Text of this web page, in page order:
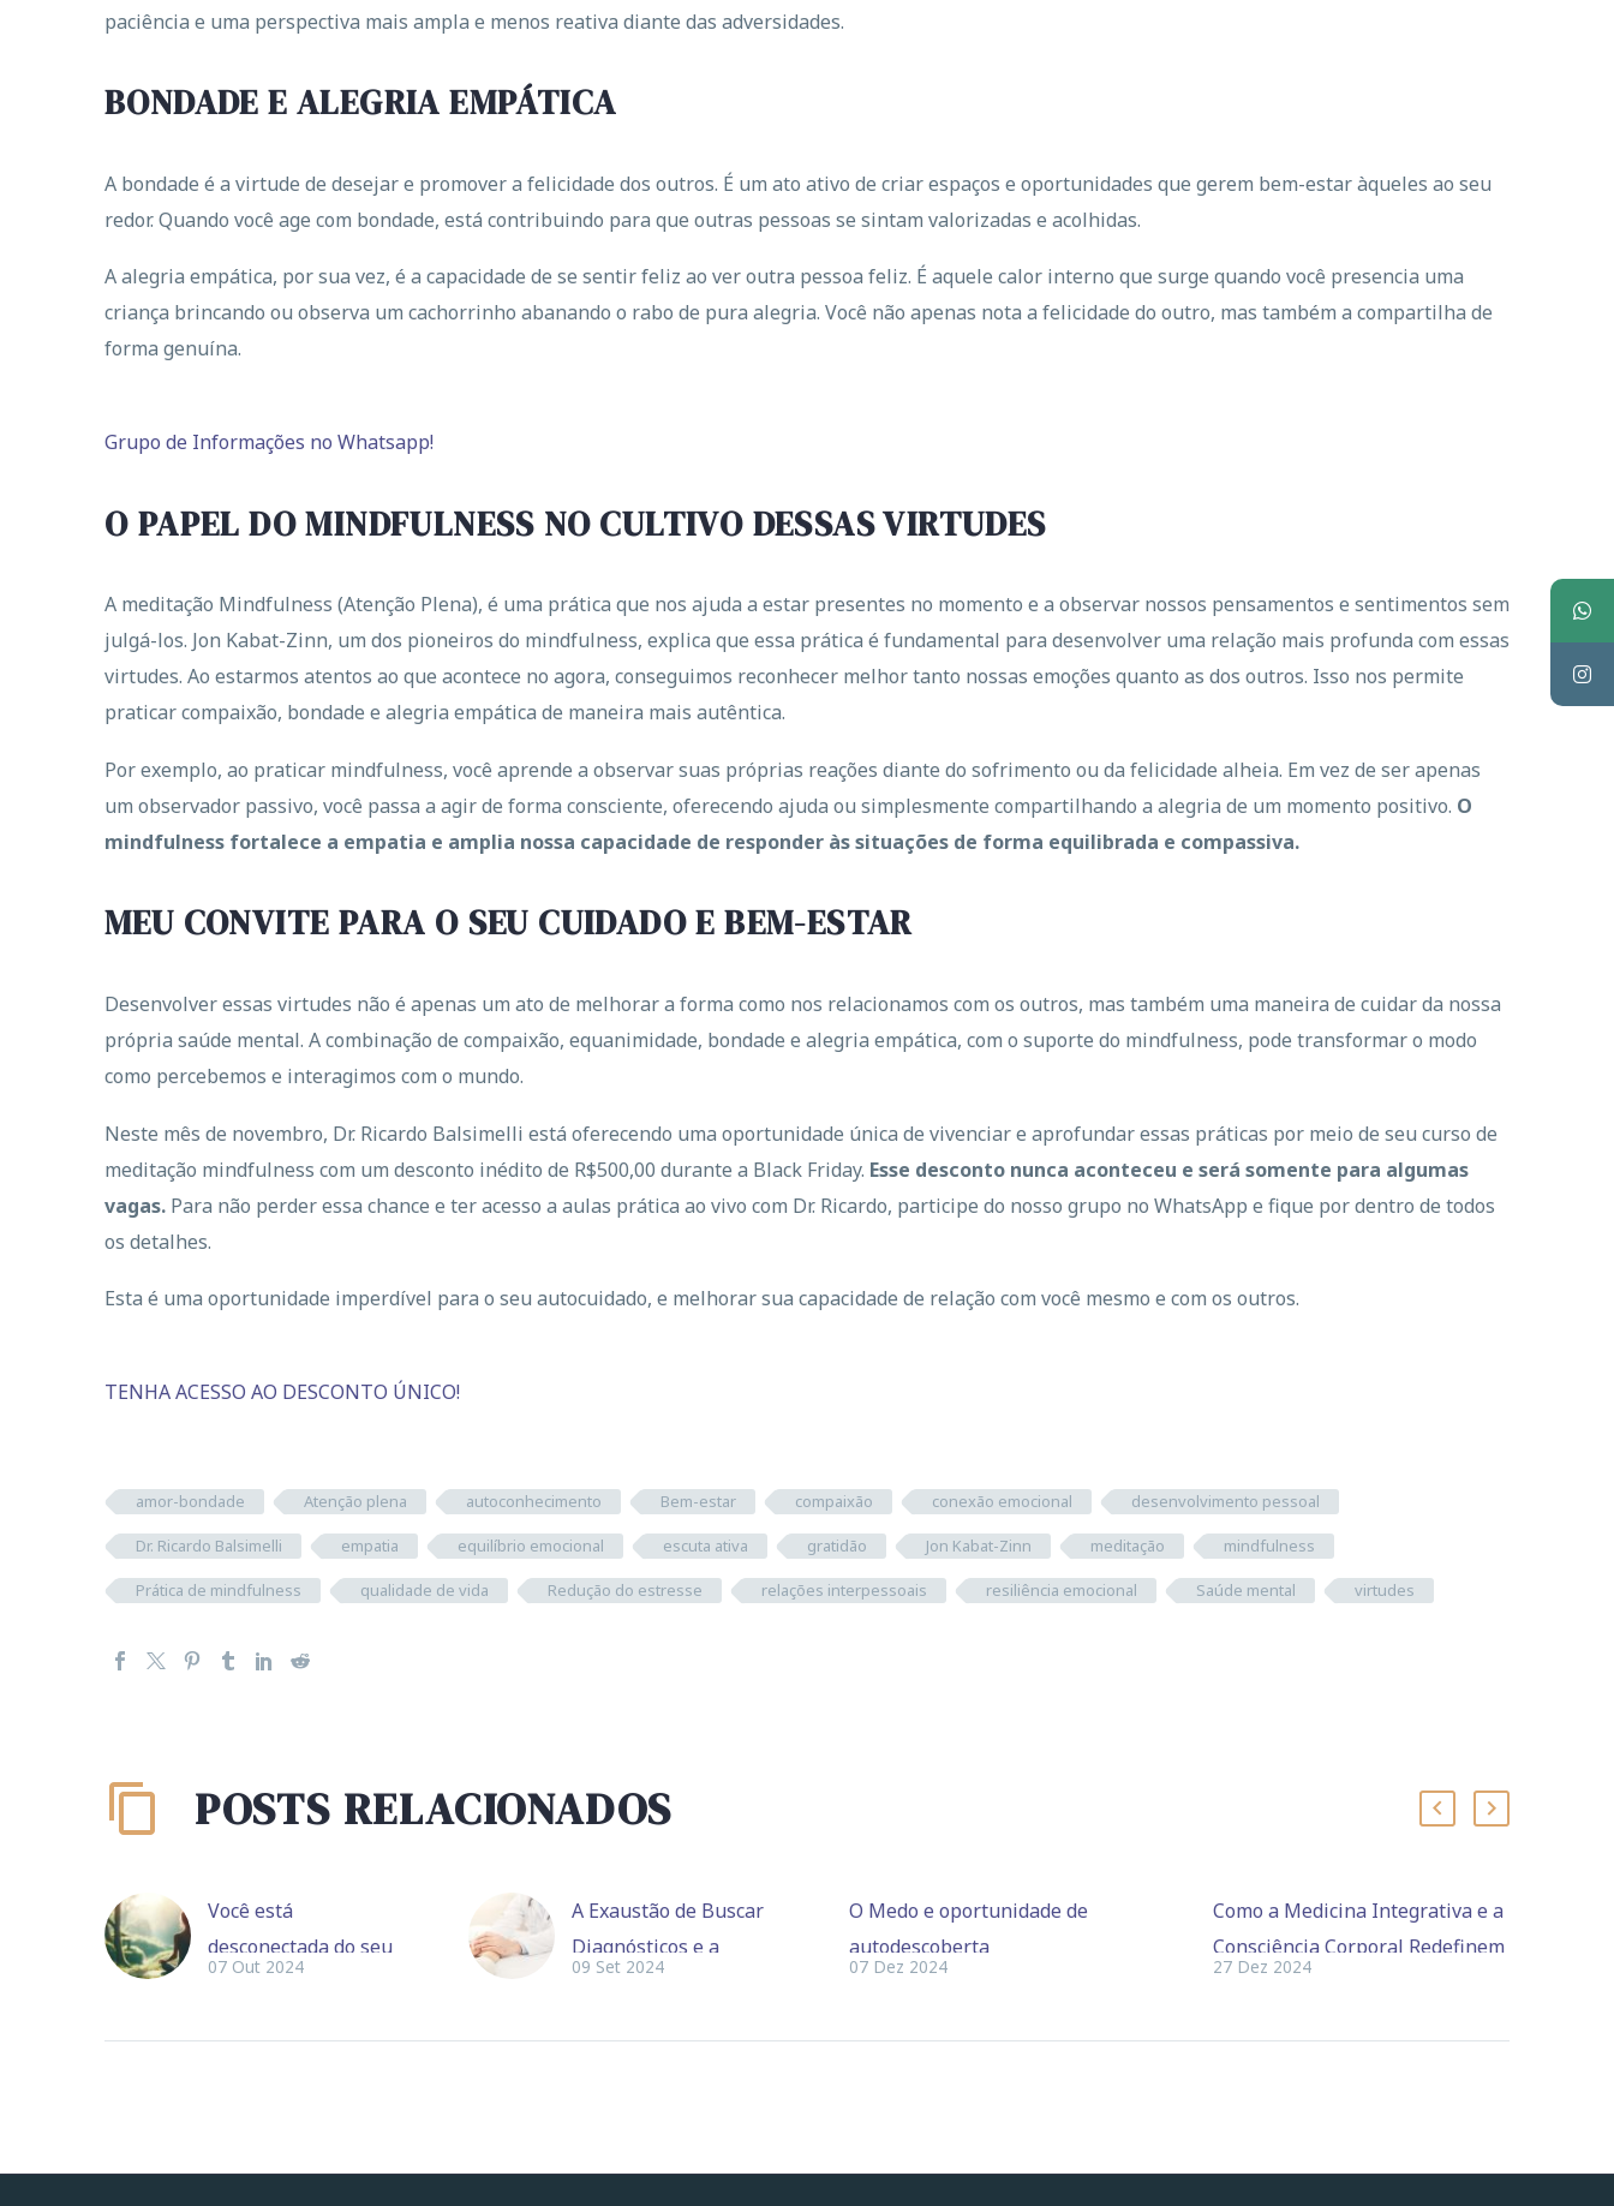
paciência e uma perspectiva mais ampla e menos reativa diante das adversidades.
BONDADE E ALEGRIA EMPÁTICA
A bondade é a virtude de desejar e promover a felicidade dos outros. É um ato ativo de criar espaços e oportunidades que gerem bem-estar àqueles ao seu
redor. Quando você age com bondade, está contribuindo para que outras pessoas se sintam valorizadas e acolhidas.
A alegria empática, por sua vez, é a capacidade de se sentir feliz ao ver outra pessoa feliz. É aquele calor interno que surge quando você presencia uma
criança brincando ou observa um cachorrinho abanando o rabo de pura alegria. Você não apenas nota a felicidade do outro, mas também a compartilha de
forma genuína.
Grupo de Informações no Whatsapp!
O PAPEL DO MINDFULNESS NO CULTIVO DESSAS VIRTUDES
A meditação Mindfulness (Atenção Plena), é uma prática que nos ajuda a estar presentes no momento e a observar nossos pensamentos e sentimentos sem
julgá-los. Jon Kabat-Zinn, um dos pioneiros do mindfulness, explica que essa prática é fundamental para desenvolver uma relação mais profunda com essas
virtudes. Ao estarmos atentos ao que acontece no agora, conseguimos reconhecer melhor tanto nossas emoções quanto as dos outros. Isso nos permite
praticar compaixão, bondade e alegria empática de maneira mais autêntica.
Por exemplo, ao praticar mindfulness, você aprende a observar suas próprias reações diante do sofrimento ou da felicidade alheia. Em vez de ser apenas
um observador passivo, você passa a agir de forma consciente, oferecendo ajuda ou simplesmente compartilhando a alegria de um momento positivo. O
mindfulness fortalece a empatia e amplia nossa capacidade de responder às situações de forma equilibrada e compassiva.
MEU CONVITE PARA O SEU CUIDADO E BEM-ESTAR
Desenvolver essas virtudes não é apenas um ato de melhorar a forma como nos relacionamos com os outros, mas também uma maneira de cuidar da nossa
própria saúde mental. A combinação de compaixão, equanimidade, bondade e alegria empática, com o suporte do mindfulness, pode transformar o modo
como percebemos e interagimos com o mundo.
Neste mês de novembro, Dr. Ricardo Balsimelli está oferecendo uma oportunidade única de vivenciar e aprofundar essas práticas por meio de seu curso de
meditação mindfulness com um desconto inédito de R$500,00 durante a Black Friday. Esse desconto nunca aconteceu e será somente para algumas
vagas. Para não perder essa chance e ter acesso a aulas prática ao vivo com Dr. Ricardo, participe do nosso grupo no WhatsApp e fique por dentro de todos
os detalhes.
Esta é uma oportunidade imperdível para o seu autocuidado, e melhorar sua capacidade de relação com você mesmo e com os outros.
TENHA ACESSO AO DESCONTO ÚNICO!
amor-bondade Atenção plena autoconhecimento Bem-estar compaixão conexão emocional desenvolvimento pessoal
Dr. Ricardo Balsimelli empatia equilíbrio emocional escuta ativa gratidão Jon Kabat-Zinn meditação mindfulness
Prática de mindfulness qualidade de vida Redução do estresse relações interpessoais resiliência emocional Saúde mental virtudes
POSTS RELACIONADOS
Você está
desconectada do seu
07 Out 2024
A Exaustão de Buscar
Diagnósticos e a
09 Set 2024
O Medo e oportunidade de
autodescoberta
07 Dez 2024
Como a Medicina Integrativa e a
Consciência Corporal Redefinem
27 Dez 2024